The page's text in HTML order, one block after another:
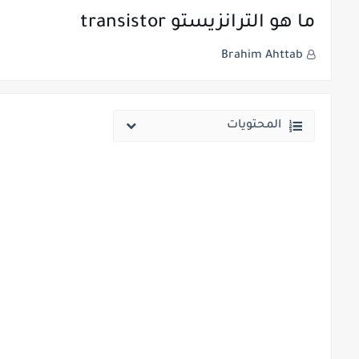
ما هو الترانزيستو transistor
Brahim Ahttab
المحتويات